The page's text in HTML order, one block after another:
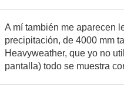
A mí también me aparecen
precipitación, de 4000 mm
Heavyweather, que yo no
pantalla) todo se muestra